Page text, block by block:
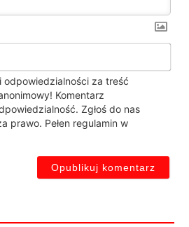
odpowiedzialności za treść
Komentarz
Zgłoś do nas
prawo. Pełen regulamin w